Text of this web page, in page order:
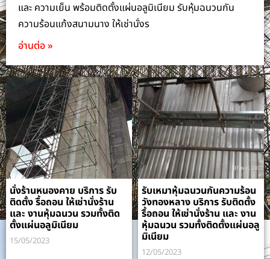
และ ความเย็น พร้อมติดตั้งแผ่นอลูมิเนียม รับหุ้มฉนวนกัน
ความร้อนแก้งสนามนาง ให้เช่านั่งร
อ่านต่อ »
นั่งร้านหนองคาย บริการ รับ
ติดตั้ง รื้อถอน ให้เช่านั่งร้าน
และ งานหุ้มฉนวน รวมทั้งติด
ตั้งแผ่นอลูมิเนียม
15/05/2023
รับเหมาหุ้มฉนวนกันความร้อน
วังทองหลาง บริการ รับติดตั้ง
รื้อถอน ให้เช่านั่งร้าน และ งาน
หุ้มฉนวน รวมทั้งติดตั้งแผ่นอลู
มิเนียม
12/05/2023